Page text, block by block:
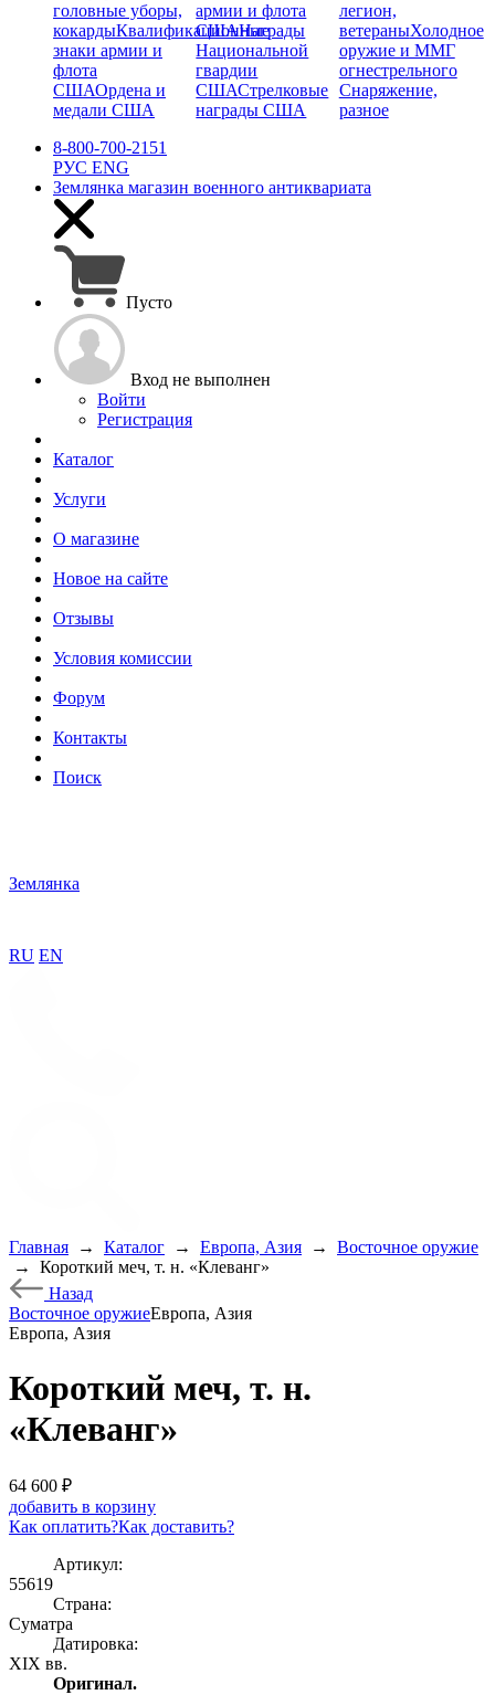
головные уборы,
кокардыКвалификационные
знаки армии и
флота
СШАОрдена и
медали США
армии и флота
СШАНаграды
Национальной
гвардии
СШАСтрелковые
награды США
легион,
ветераныХолодное
оружие и ММГ
огнестрельного
Снаряжение,
разное
8-800-700-2151
РУС ENG
Землянка магазин военного антиквариата
Пусто
Вход не выполнен
Войти
Регистрация
Каталог
Услуги
О магазине
Новое на сайте
Отзывы
Условия комиссии
Форум
Контакты
Поиск
Землянка
RU EN
Главная → Каталог → Европа, Азия →
Восточное оружие
→
Короткий меч, т. н. «Клеванг»
Назад
Восточное оружиеЕвропа, Азия
Европа, Азия
Короткий меч, т. н.
«Клеванг»
64 600 ₽
добавить в корзину
Как оплатить?Как доставить?
Артикул:
55619
Страна:
Суматра
Датировка:
XIX вв.
Оригинал.